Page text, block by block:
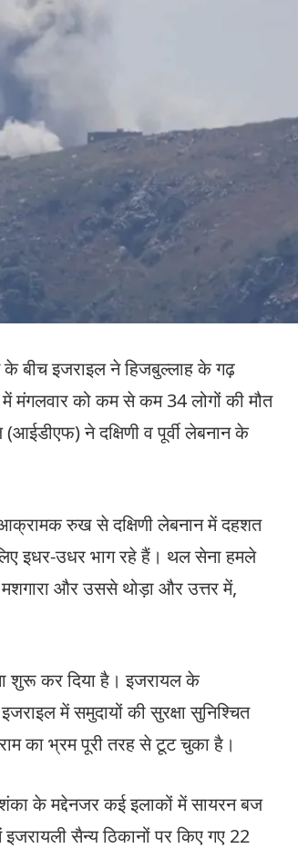
के बीच इजराइल ने हिजबुल्लाह के गढ़
मंगलवार को कम से कम 34 लोगों की मौत
ने दक्षिणी व पूर्वी लेबनान के
रुख से दक्षिणी लेबनान में दहशत
इधर-उधर भाग रहे हैं। थल सेना हमले
और उससे थोड़ा और उत्तर में,
शुरू कर दिया है। इजरायल के
में समुदायों की सुरक्षा सुनिश्चित
का भ्रम पूरी तरह से टूट चुका है।
के मद्देनजर कई इलाकों में सायरन बज
सैन्य ठिकानों पर किए गए 22